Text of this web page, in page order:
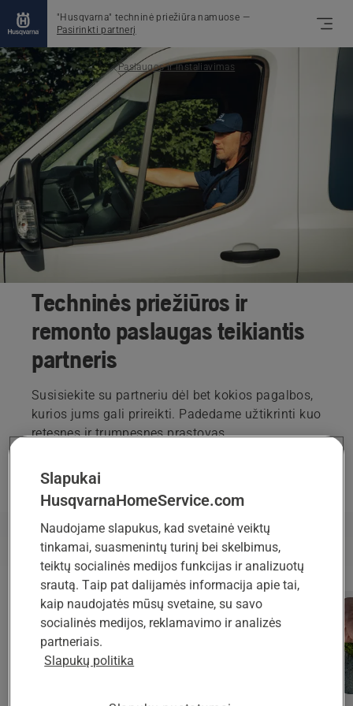
"Husqvarna" techninė priežiūra namuose —
Pasirinkti partnerį
Paslaugos ir instaliavimas
Techninės priežiūros ir
remonto paslaugas teikiantis
partneris
Susisiekite su partneriu dėl bet kokios pagalbos,
kurios jums gali prireikti. Padedame užtikrinti kuo
retesnes ir trumpesnes prastovas.
PATEIKITE UŽKLAUSĄ
Paslaugos
Slapukai
HusqvarnaHomeService.com
Naudojame slapukus, kad svetainė veiktų
tinkamai, suasmenintų turinį bei skelbimus,
teiktų socialinės medijos funkcijas ir analizuotų
srautą. Taip pat dalijamės informacija apie tai,
kaip naudojatės mūsų svetaine, su savo
socialinės medijos, reklamavimo ir analizės
partneriais.
Slapukų politika